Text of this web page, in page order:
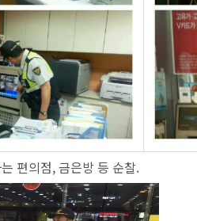
편의점, 금은방 등 순찰.